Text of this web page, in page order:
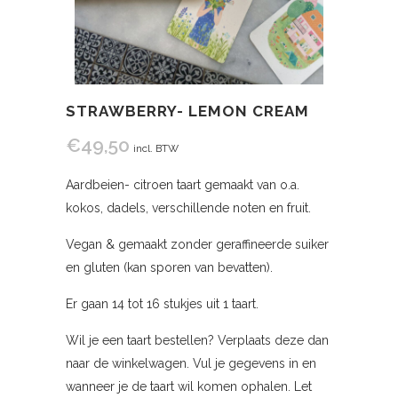
STRAWBERRY- LEMON CREAM
€49,50 incl. BTW
Aardbeien- citroen taart gemaakt van o.a.
kokos, dadels, verschillende noten en fruit.
Vegan & gemaakt zonder geraffineerde suiker
en gluten (kan sporen van bevatten).
Er gaan 14 tot 16 stukjes uit 1 taart.
Wil je een taart bestellen? Verplaats deze dan
naar de winkelwagen. Vul je gegevens in en
wanneer je de taart wil komen ophalen. Let